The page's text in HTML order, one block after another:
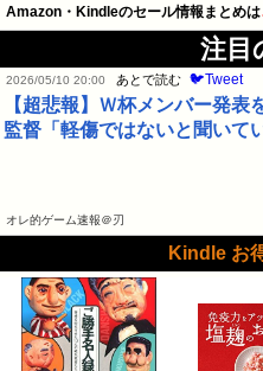
Amazon・Kindleのセール情報まとめは
注目
2026/05/10 20:00 あとで読む 🐦Tweet
【超悲報】Ｗ杯メンバー発
監督「軽傷ではないと聞いて
オレ的ゲーム速報＠刃
Kindle お